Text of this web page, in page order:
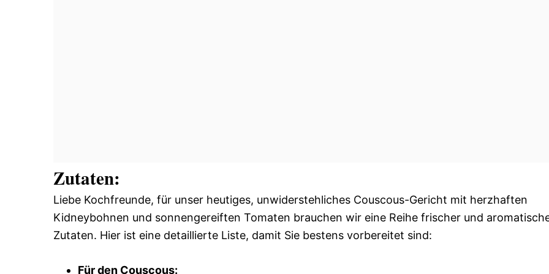
Zutaten:
Liebe Kochfreunde, für unser heutiges, unwiderstehliches Couscous-Gericht mit herzhaften
Kidneybohnen und sonnengereiften Tomaten brauchen wir eine Reihe frischer und
Zutaten. Hier ist eine detaillierte Liste, damit Sie bestens vorbereitet sind:
Für den Couscous: